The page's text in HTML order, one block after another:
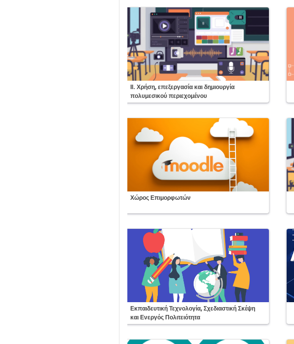
Course:
ΙΙ. Χρήση, επεξεργασία και δημιουργία
πολυμεσικού περιεχομένου
Course:
Χώρος Επιμορφωτών
Course:
Εκπαιδευτική Τεχνολογία, Σχεδιαστική Σκέψη
και Ενεργός Πολιτειότητα